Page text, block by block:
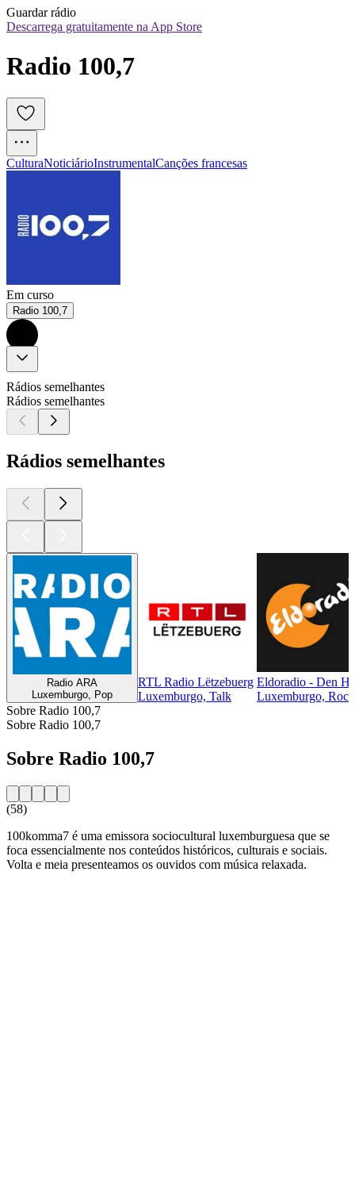
Guardar rádio
Descarrega gratuitamente na App Store
Radio 100,7
CulturaNoticiárioInstrumentalCanções francesas
Em curso
Radio 100,7
Rádios semelhantes
Rádios semelhantes
Rádios semelhantes
Radio ARA
Luxemburgo, Pop
RTL Radio Lëtzebuerg
Luxemburgo, Talk
Eldoradio - Den
Luxemburgo,
Sobre Radio 100,7
Sobre Radio 100,7
Sobre Radio 100,7
(58)
100komma7 é uma emissora sociocultural luxemburguesa que se
foca essencialmente nos conteúdos históricos, culturais e sociais.
Volta e meia presenteamos os ouvidos com música relaxada.